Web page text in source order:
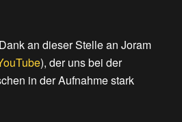
an dieser Stelle an Joram
), der uns bei der
in der Aufnahme stark